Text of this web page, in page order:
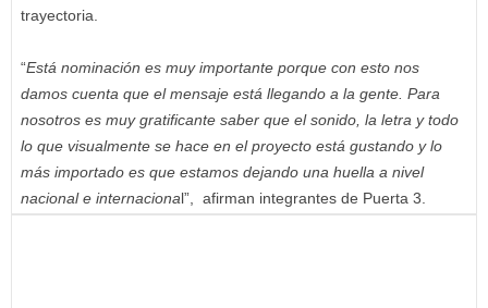
trayectoria.
“Está nominación es muy importante porque con esto nos
damos cuenta que el mensaje está llegando a la gente. Para
nosotros es muy gratificante saber que el sonido, la letra y todo
lo que visualmente se hace en el proyecto está gustando y lo
más importado es que estamos dejando una huella a nivel
nacional e internacional”, afirman integrantes de Puerta 3.